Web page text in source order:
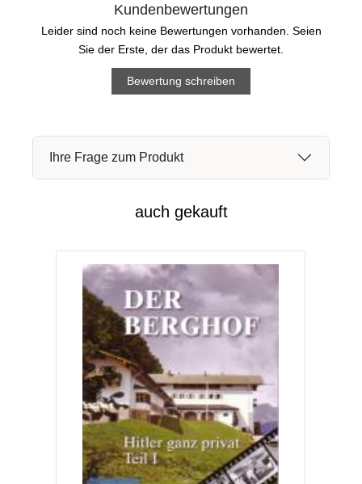
Kundenbewertungen
Leider sind noch keine Bewertungen vorhanden. Seien
Sie der Erste, der das Produkt bewertet.
Bewertung schreiben
Ihre Frage zum Produkt
auch gekauft